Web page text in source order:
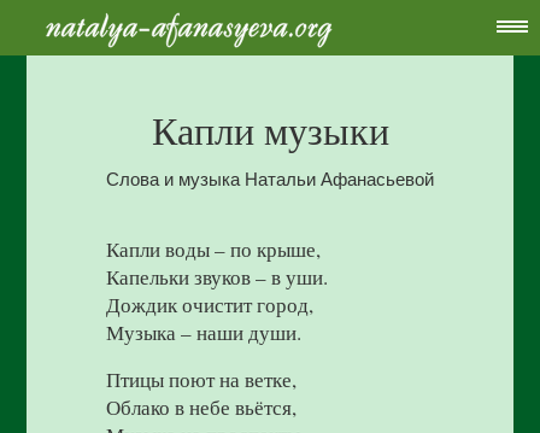
Капли музыки
Слова и музыка Натальи Афанасьевой
Капли воды – по крыше,
Капельки звуков – в уши.
Дождик очистит город,
Музыка – наши души.
Птицы поют на ветке,
Облако в небе вьётся,